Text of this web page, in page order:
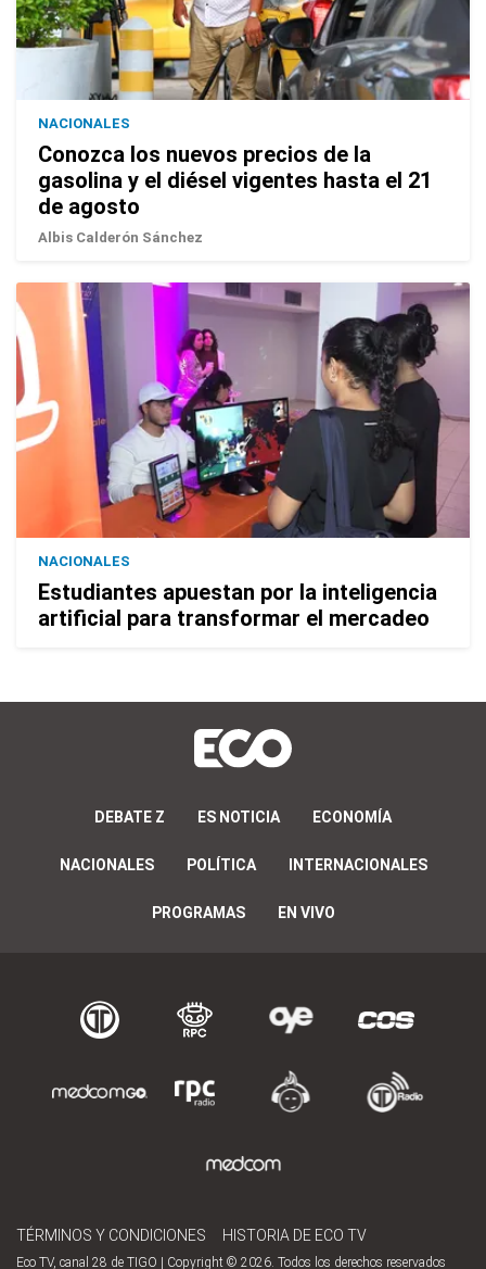
NACIONALES
Conozca los nuevos precios de la
gasolina y el diésel vigentes hasta el 21
de agosto
Albis Calderón Sánchez
NACIONALES
Estudiantes apuestan por la inteligencia
artificial para transformar el mercadeo
DEBATE Z ES NOTICIA ECONOMÍA
NACIONALES POLÍTICA INTERNACIONALES
PROGRAMAS EN VIVO
TÉRMINOS Y CONDICIONES HISTORIA DE ECO TV
Eco TV, canal 28 de TIGO | Copyright © 2026. Todos los derechos reservados